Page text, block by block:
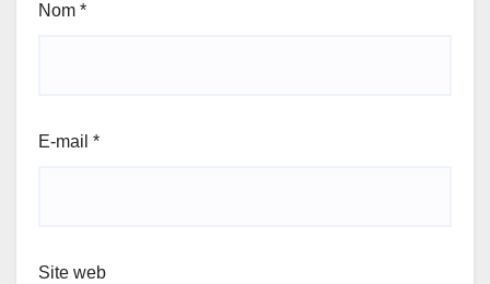
Nom *
E-mail *
Site web